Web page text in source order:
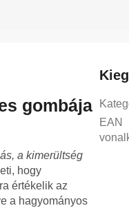
gombája
a kimerültség
hogy
értékelik az
a hagyományos
EAN